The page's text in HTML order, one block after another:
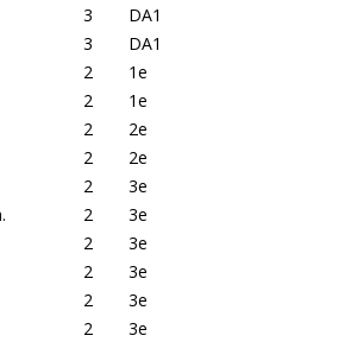
3
DA1
3
DA1
2
1e
2
1e
2
2e
2
2e
2
3e
2
3e
2
3e
2
3e
2
3e
2
3e